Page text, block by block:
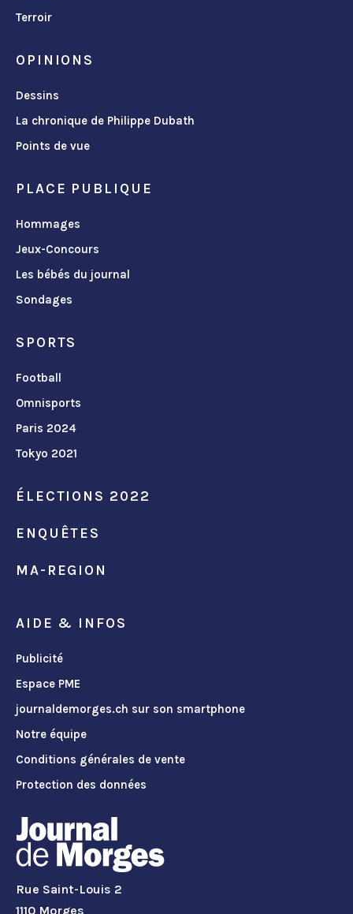
Terroir
OPINIONS
Dessins
La chronique de Philippe Dubath
Points de vue
PLACE PUBLIQUE
Hommages
Jeux-Concours
Les bébés du journal
Sondages
SPORTS
Football
Omnisports
Paris 2024
Tokyo 2021
ÉLECTIONS 2022
ENQUÊTES
MA-REGION
AIDE & INFOS
Publicité
Espace PME
journaldemorges.ch sur son smartphone
Notre équipe
Conditions générales de vente
Protection des données
Rue Saint-Louis 2
1110 Morges